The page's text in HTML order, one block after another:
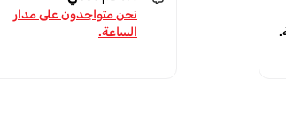
نحن متواجدون على مدار
الساعة.